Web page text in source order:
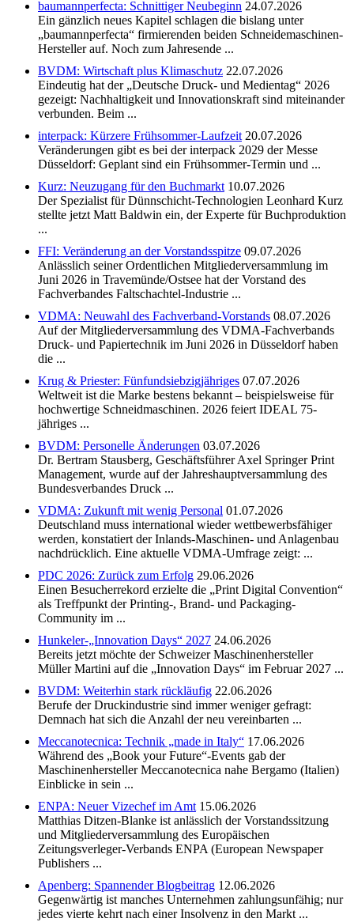
baumannperfecta: Schnittiger Neubeginn 24.07.2026
Ein gänzlich neues Kapitel schlagen die bislang unter
„baumannperfecta“ firmierenden beiden Schneidemaschinen-
Hersteller auf. Noch zum Jahresende ...
BVDM: Wirtschaft plus Klimaschutz 22.07.2026
Eindeutig hat der „Deutsche Druck- und Medientag“ 2026
gezeigt: Nachhaltigkeit und Innovationskraft sind miteinander
verbunden. Beim ...
interpack: Kürzere Frühsommer-Laufzeit 20.07.2026
Veränderungen gibt es bei der interpack 2029 der Messe
Düsseldorf: Geplant sind ein Frühsommer-Termin und ...
Kurz: Neuzugang für den Buchmarkt 10.07.2026
Der Spezialist für Dünnschicht-Technologien Leonhard Kurz
stellte jetzt Matt Baldwin ein, der Experte für Buchproduktion
...
FFI: Veränderung an der Vorstandsspitze 09.07.2026
Anlässlich seiner Ordentlichen Mitgliederversammlung im
Juni 2026 in Travemünde/Ostsee hat der Vorstand des
Fachverbandes Faltschachtel-Industrie ...
VDMA: Neuwahl des Fachverband-Vorstands 08.07.2026
Auf der Mitgliederversammlung des VDMA-Fachverbands
Druck- und Papiertechnik im Juni 2026 in Düsseldorf haben
die ...
Krug & Priester: Fünfundsiebzigjähriges 07.07.2026
Weltweit ist die Marke bestens bekannt – beispielsweise für
hochwertige Schneidmaschinen. 2026 feiert IDEAL 75-
jähriges ...
BVDM: Personelle Änderungen 03.07.2026
Dr. Bertram Stausberg, Geschäftsführer Axel Springer Print
Management, wurde auf der Jahreshauptversammlung des
Bundesverbandes Druck ...
VDMA: Zukunft mit wenig Personal 01.07.2026
Deutschland muss international wieder wettbewerbsfähiger
werden, konstatiert der Inlands-Maschinen- und Anlagenbau
nachdrücklich. Eine aktuelle VDMA-Umfrage zeigt: ...
PDC 2026: Zurück zum Erfolg 29.06.2026
Einen Besucherrekord erzielte die „Print Digital Convention“
als Treffpunkt der Printing-, Brand- und Packaging-
Community im ...
Hunkeler-„Innovation Days“ 2027 24.06.2026
Bereits jetzt möchte der Schweizer Maschinenhersteller
Müller Martini auf die „Innovation Days“ im Februar 2027 ...
BVDM: Weiterhin stark rückläufig 22.06.2026
Berufe der Druckindustrie sind immer weniger gefragt:
Demnach hat sich die Anzahl der neu vereinbarten ...
Meccanotecnica: Technik „made in Italy“ 17.06.2026
Während des „Book your Future“-Events gab der
Maschinenhersteller Meccanotecnica nahe Bergamo (Italien)
Einblicke in sein ...
ENPA: Neuer Vizechef im Amt 15.06.2026
Matthias Ditzen-Blanke ist anlässlich der Vorstandssitzung
und Mitgliederversammlung des Europäischen
Zeitungsverleger-Verbands ENPA (European Newspaper
Publishers ...
Apenberg: Spannender Blogbeitrag 12.06.2026
Gegenwärtig ist manches Unternehmen zahlungsunfähig; nur
jedes vierte kehrt nach einer Insolvenz in den Markt ...